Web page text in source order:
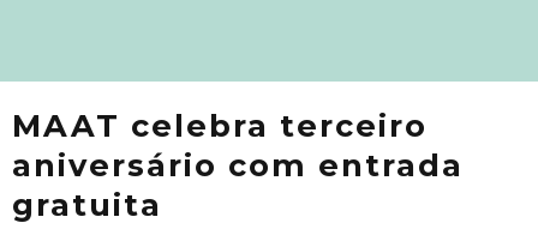
MAAT celebra terceiro
aniversário com entrada
gratuita